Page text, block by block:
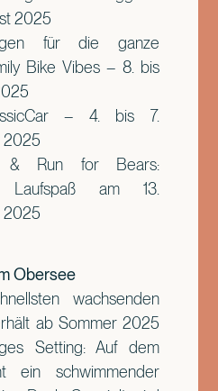
2025
für die ganze
Bike Vibes – 8. bis
– 4. bis 7.
2025
& Run for Bears:
Laufspaß am 13.
2025
Obersee
wachsenden
ab Sommer 2025
Setting: Auf dem
ein schwimmender